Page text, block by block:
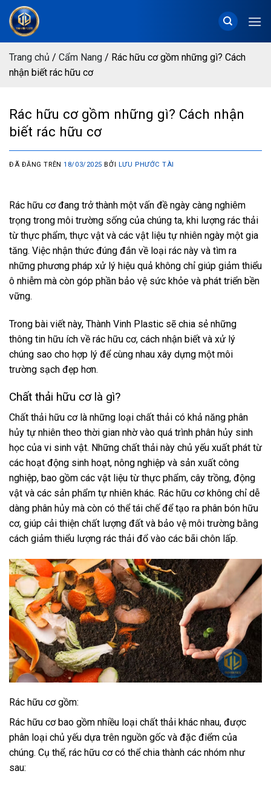
Chuyển
đến
dungTrang chủ / Cẩm Nang / Rác hữu cơ gồm những gì? Cách
nhận biết rác hữu cơ
Rác hữu cơ gồm những gì? Cách nhận
biết rác hữu cơ
ĐÃ ĐĂNG TRÊN18/03/2025 BỞI LƯU PHƯỚC TÀI
Rác hữu cơ đang trở thành một vấn đề ngày càng nghiêm
trọng trong môi trường sống của chúng ta, khi lượng rác thải
từ thực phẩm, thực vật và các vật liệu tự nhiên ngày một gia
tăng. Việc nhận thức đúng đắn về loại rác này và tìm ra
những phương pháp xử lý hiệu quả không chỉ giúp giảm thiểu
ô nhiễm mà còn góp phần bảo vệ sức khỏe và phát triển bền
vững.
Trong bài viết này, Thành Vinh Plastic sẽ chia sẻ những
thông tin hữu ích về rác hữu cơ, cách nhận biết và xử lý
chúng sao cho hợp lý để cùng nhau xây dựng một môi
trường sạch đẹp hơn.
Chất thải hữu cơ là gì?
Chất thải hữu cơ là những loại chất thải có khả năng phân
hủy tự nhiên theo thời gian nhờ vào quá trình phân hủy sinh
học của vi sinh vật. Những chất thải này chủ yếu xuất phát từ
các hoạt động sinh hoạt, nông nghiệp và sản xuất công
nghiệp, bao gồm các vật liệu từ thực phẩm, cây trồng, động
vật và các sản phẩm tự nhiên khác. Rác hữu cơ không chỉ dễ
dàng phân hủy mà còn có thể tái chế để tạo ra phân bón hữu
cơ, giúp cải thiện chất lượng đất và bảo vệ môi trường bằng
cách giảm thiểu lượng rác thải đổ vào các bãi chôn lấp.
Rác hữu cơ gồm:
Rác hữu cơ bao gồm nhiều loại chất thải khác nhau, được
phân loại chủ yếu dựa trên nguồn gốc và đặc điểm của
chúng. Cụ thể, rác hữu cơ có thể chia thành các nhóm như
sau: